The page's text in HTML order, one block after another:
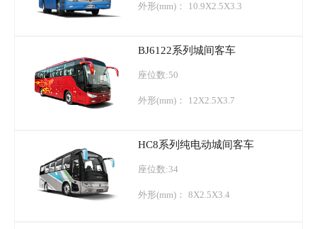
外形(mm)： 10.9X2.5X3.3
BJ6122系列城间客车
座位数:50
外形(mm)： 12X2.5X3.7
HC8系列纯电动城间客车
座位数:34
外形(mm)： 8X2.5X3.4